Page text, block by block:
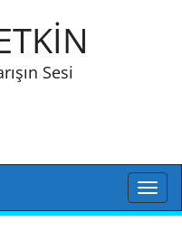
Sesi
Toggle